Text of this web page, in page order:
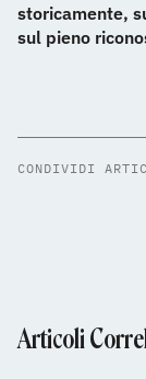
storicamente,
sul pieno
CONDIVIDI
Articoli